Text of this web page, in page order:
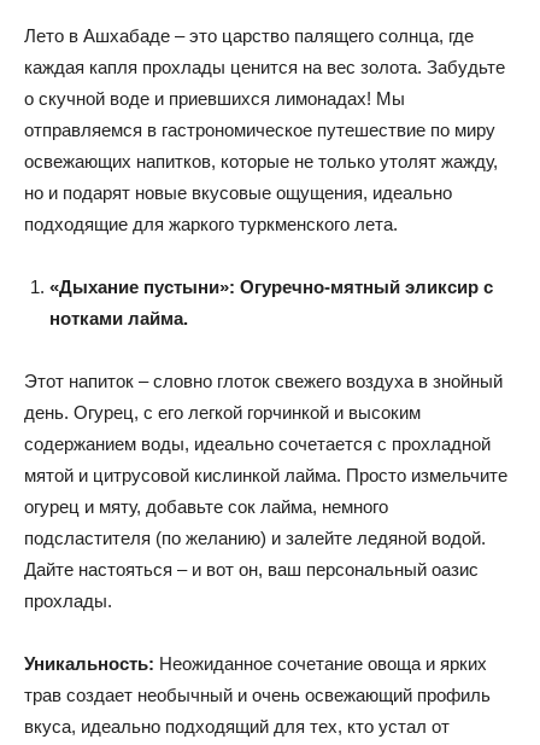
Лето в Ашхабаде – это царство палящего солнца, где
каждая капля прохлады ценится на вес золота. Забудьте
о скучной воде и приевшихся лимонадах! Мы
отправляемся в гастрономическое путешествие по миру
освежающих напитков, которые не только утолят жажду,
но и подарят новые вкусовые ощущения, идеально
подходящие для жаркого туркменского лета.
«Дыхание пустыни»: Огуречно-мятный эликсир с
нотками лайма.
Этот напиток – словно глоток свежего воздуха в знойный
день. Огурец, с его легкой горчинкой и высоким
содержанием воды, идеально сочетается с прохладной
мятой и цитрусовой кислинкой лайма. Просто измельчите
огурец и мяту, добавьте сок лайма, немного
подсластителя (по желанию) и залейте ледяной водой.
Дайте настояться – и вот он, ваш персональный оазис
прохлады.
Уникальность: Неожиданное сочетание овоща и ярких
трав создает необычный и очень освежающий профиль
вкуса, идеально подходящий для тех, кто устал от